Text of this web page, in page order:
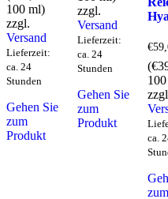
100 ml)
zzgl.
Versand
Lieferzeit:
ca. 24
Stunden
Gehen Sie
zum
Produkt
zzgl.
Versand
Lieferzeit:
ca. 24
Stunden
Gehen Sie
zum
Produkt
€
(€
ca.
zum